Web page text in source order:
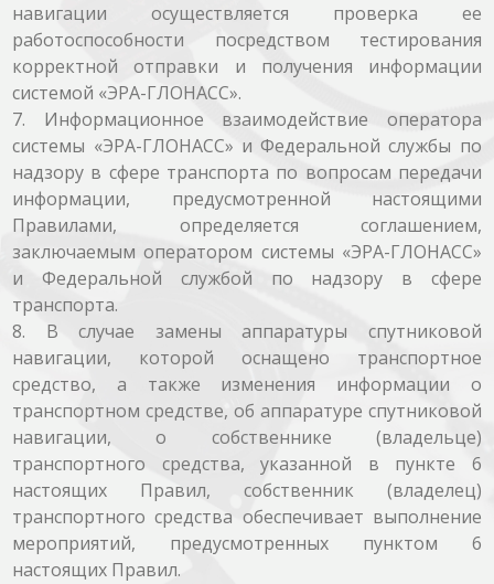
навигации осуществляется проверка ее
работоспособности посредством тестирования
корректной отправки и получения информации
системой «ЭРА-ГЛОНАСС».
7. Информационное взаимодействие оператора
системы «ЭРА-ГЛОНАСС» и Федеральной службы по
надзору в сфере транспорта по вопросам передачи
информации, предусмотренной настоящими
Правилами, определяется соглашением,
заключаемым оператором системы «ЭРА-ГЛОНАСС»
и Федеральной службой по надзору в сфере
транспорта.
8. В случае замены аппаратуры спутниковой
навигации, которой оснащено транспортное
средство, а также изменения информации о
транспортном средстве, об аппаратуре спутниковой
навигации, о собственнике (владельце)
транспортного средства, указанной в пункте 6
настоящих Правил, собственник (владелец)
транспортного средства обеспечивает выполнение
мероприятий, предусмотренных пунктом 6
настоящих Правил.